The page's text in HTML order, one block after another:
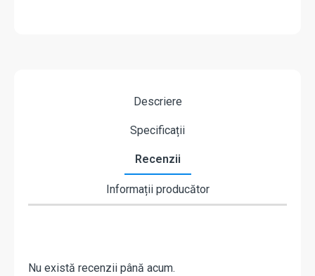
Descriere
Specificații
Recenzii
Informații producător
Nu există recenzii până acum.